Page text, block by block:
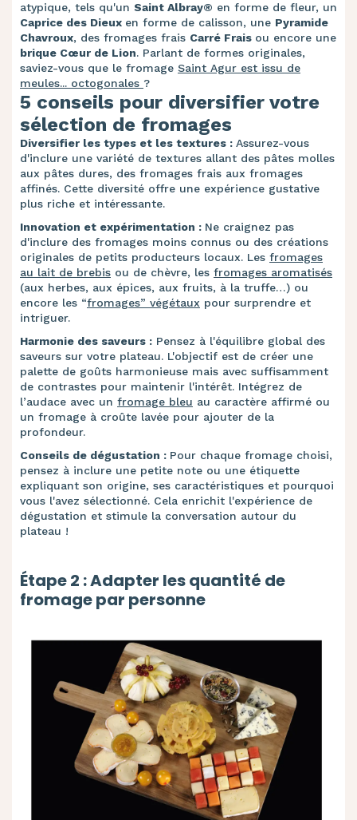
atypique, tels qu'un Saint Albray® en forme de fleur, un
Caprice des Dieux en forme de calisson, une Pyramide
Chavroux, des fromages frais Carré Frais ou encore une
brique Cœur de Lion. Parlant de formes originales,
saviez-vous que le fromage Saint Agur est issu de
meules... octogonales ?
5 conseils pour diversifier votre
sélection de fromages
Diversifier les types et les textures : Assurez-vous
d'inclure une variété de textures allant des pâtes molles
aux pâtes dures, des fromages frais aux fromages
affinés. Cette diversité offre une expérience gustative
plus riche et intéressante.
Innovation et expérimentation : Ne craignez pas
d'inclure des fromages moins connus ou des créations
originales de petits producteurs locaux. Les fromages
au lait de brebis ou de chèvre, les fromages aromatisés
(aux herbes, aux épices, aux fruits, à la truffe…) ou
encore les “fromages” végétaux pour surprendre et
intriguer.
Harmonie des saveurs : Pensez à l'équilibre global des
saveurs sur votre plateau. L'objectif est de créer une
palette de goûts harmonieuse mais avec suffisamment
de contrastes pour maintenir l'intérêt. Intégrez de
l’audace avec un fromage bleu au caractère affirmé ou
un fromage à croûte lavée pour ajouter de la
profondeur.
Conseils de dégustation : Pour chaque fromage choisi,
pensez à inclure une petite note ou une étiquette
expliquant son origine, ses caractéristiques et pourquoi
vous l'avez sélectionné. Cela enrichit l'expérience de
dégustation et stimule la conversation autour du
plateau !
Étape 2 : Adapter les quantité de
fromage par personne